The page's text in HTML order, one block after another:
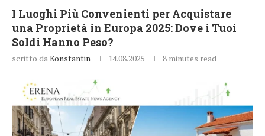
I Luoghi Più Convenienti per Acquistare
una Proprietà in Europa 2025: Dove i Tuoi
Soldi Hanno Peso?
scritto daKonstantin 14.08.2025 8 minutes read